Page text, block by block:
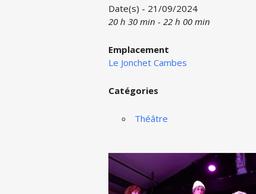
Date(s) - 21/09/2024
20 h 30 min - 22 h 00 min
Emplacement
Le Jonchet Cambes
Catégories
Théâtre